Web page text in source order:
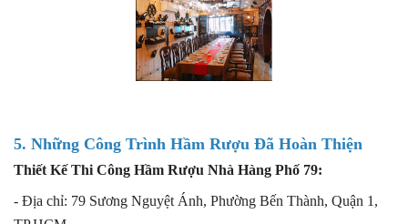
5. Những Công Trình Hầm Rượu Đã Hoàn Thiện
Thiết Kế Thi Công Hầm Rượu Nhà Hàng Phố 79:
- Địa chỉ: 79 Sương Nguyệt Ánh, Phường Bến Thành, Quận 1,